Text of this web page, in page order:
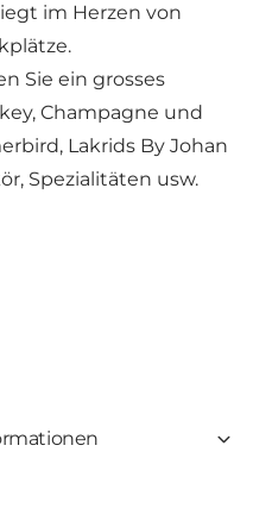
im Herzen von
Sie ein grosses
Champagne und
Lakrids By Johan
Spezialitäten usw.